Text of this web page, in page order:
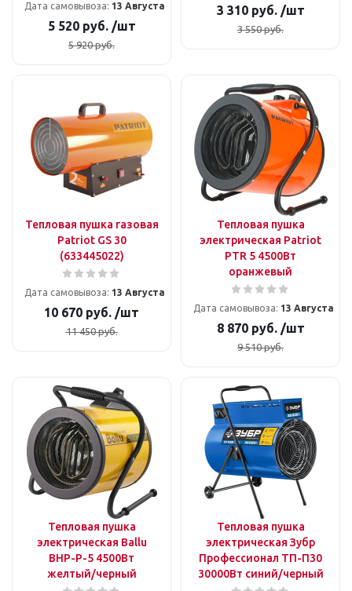
Дата самовывоза: 13 Августа
5 520руб. /шт
5 920руб.
3 310руб. /шт
3 550руб.
Тепловая пушка газовая
Patriot GS 30
(633445022)
Дата самовывоза: 13 Августа
10 670 руб. /шт
11 450руб.
Тепловая пушка
электрическая Patriot
PTR 5 4500Вт
оранжевый
Дата самовывоза: 13 Августа
8 870руб. /шт
9 510руб.
Тепловая пушка
электрическая Ballu
BHP-P-5 4500Вт
желтый/черный
Тепловая пушка
электрическая Зубр
Профессионал ТП-П30
30000Вт синий/черный